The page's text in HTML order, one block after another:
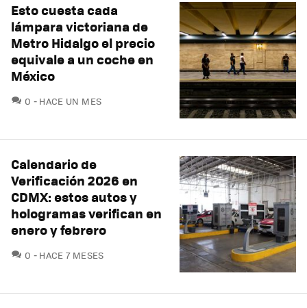
Esto cuesta cada
lámpara victoriana de
Metro Hidalgo el precio
equivale a un coche en
México
0 COMENTARIOS
HACE UN MES
Calendario de
Verificación 2026 en
CDMX: estos autos y
hologramas verifican en
enero y febrero
0 COMENTARIOS
HACE 7 MESES